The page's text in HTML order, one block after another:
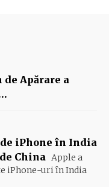
Apărare a
iPhone în India
China Apple a
iPhone-uri în India